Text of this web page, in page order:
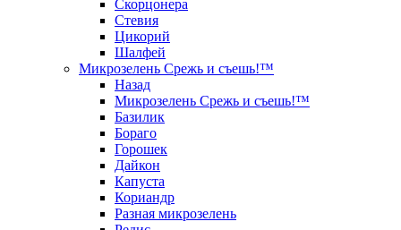
Скорцонера
Стевия
Цикорий
Шалфей
Микрозелень Срежь и съешь!™
Назад
Микрозелень Срежь и съешь!™
Базилик
Бораго
Горошек
Дайкон
Капуста
Кориандр
Разная микрозелень